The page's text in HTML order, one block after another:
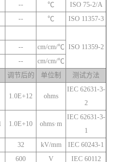
-- ℃
ISO 75-2/A
-- ℃
ISO 11357-3
ISO 11359-2
--
cm/cm/℃
--
cm/cm/℃
调节后的 单位制 测试方法
1.0E+12 ohms
IEC 62631-3-
2
1.0E+10 ohms·m
IEC 62631-3-
1
32 kV/mm
IEC 60243-1
600 V IEC 60112